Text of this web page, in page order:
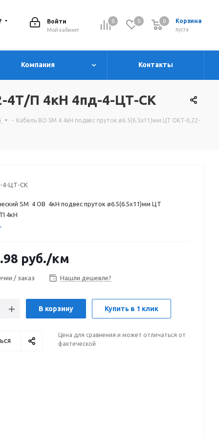
0 0 Корзина
0
пуста
0
Войти
Мой кабинет
Компания Контакты
4Т/П 4кН 4пд-4-ЦТ-СК
- Кабель ВО SM 4 4кН подвес пруток ø6.5(6.5х11)мм ЦТ ОКТ-0,22-
4-ЦТ-СК
SM 4 ОВ 4кН подвес пруток ø6.5(6.5х11)мм ЦТ
4кН
руб./км
/ заказ Нашли дешевле?
В корзину Купить в 1 клик
Цена для сравнения и может отличаться от
фактической